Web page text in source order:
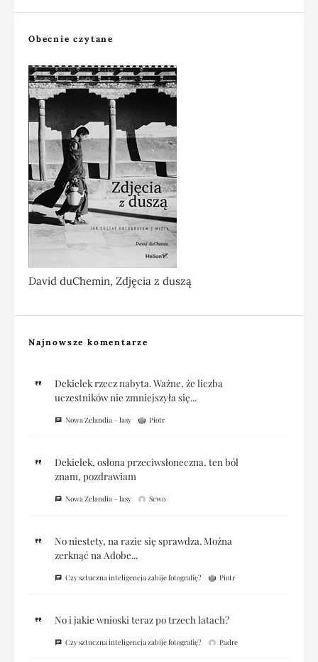
Obecnie czytane
David duChemin, Zdjęcia z duszą
Najnowsze komentarze
Dekielek rzecz nabyta. Ważne, że liczba
uczestników nie zmniejszyła się...
Nowa Zelandia – lasy Piotr
Dekielek, osłona przeciwsłoneczna, ten ból
znam, pozdrawiam
Nowa Zelandia – lasy Sewo
No niestety, na razie się sprawdza. Można
zerknąć na Adobe...
Czy sztuczna inteligencja zabije fotografię? Piotr
No i jakie wnioski teraz po trzech latach?
Czy sztuczna inteligencja zabije fotografię? Padre